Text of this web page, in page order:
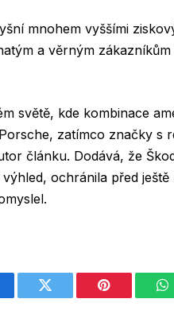
mnohem vyššími
a věrným
světě, kde kombinace
zatímco značky s
článku. Dodává, že
ochránila před ještě
Twitter Pinterest